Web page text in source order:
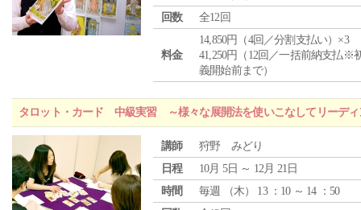
回数
全12回
料金
14,850円（4回／分割支払い）×3
41,250円（12回／一括前納支払※
義開始前まで）
タロット・カード 中級実習 ～様々な展開法を使いこなしてリーディ
講師
狩野 みどり
日程
10月 5日 ～ 12月 21日
時間
毎週 （木） 13 ：10 ～ 14 ：50